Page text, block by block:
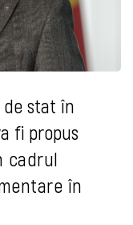
de stat în
fi propus
cadrul
în